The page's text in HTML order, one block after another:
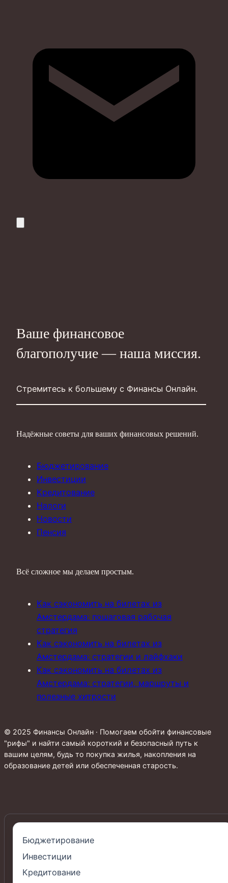
Ваше финансовое
благополучие — наша миссия.
Стремитесь к большему с Финансы Онлайн.
Надёжные советы для ваших финансовых решений.
Бюджетирование
Инвестиции
Кредитование
Налоги
Новости
Пенсия
Всё сложное мы делаем простым.
Как сэкономить на билетах из
Амстердама: пошаговая рабочая
стратегия
Как сэкономить на билетах из
Амстердама: стратегии и лайфхаки
Как сэкономить на билетах из
Амстердама: стратегии, маршруты и
полезные хитрости
© 2025 Финансы Онлайн · Помогаем обойти финансовые
"рифы" и найти самый короткий и безопасный путь к
вашим целям, будь то покупка жилья, накопления на
образование детей или обеспеченная старость.
Бюджетирование
Инвестиции
Кредитование